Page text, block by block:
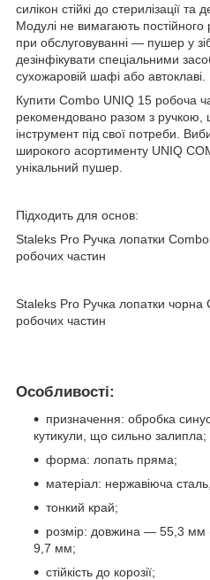
силікон стійкі до стерилізації та
Модулі не вимагають постійного
при обслуговуванні — пушер у
дезінфікувати спеціальними
сухожаровій шафі або автоклаві.
Купити Combo UNIQ 15 робоча
рекомендовано разом з ручкою,
інструмент під свої потреби.
широкого асортименту UNIQ
унікальний пушер.
Підходить для основ:
Staleks Pro Ручка лопатки
робочих частин
Staleks Pro Ручка лопатки чорна
робочих частин
Особливості:
призначення: обробка
кутикули, що сильно залипла;
форма: лопать пряма;
матеріал: нержавіюча
тонкий край;
розмір: довжина — 55,3 мм
9,7 мм;
стійкість до корозії;